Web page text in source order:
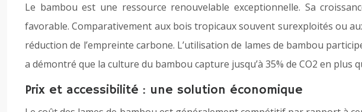
Le bambou est une ressource renouvelable exceptionnelle. Sa
favorable. Comparativement aux bois tropicaux souvent surexploités ou
réduction de l’empreinte carbone. L’utilisation de lames de bambou
a démontré que la culture du bambou capture jusqu’à 35% de CO2 en plus
Prix et accessibilité : une solution économique